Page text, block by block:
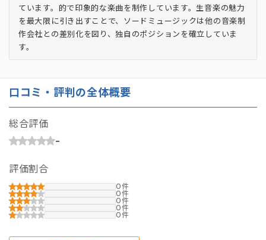
ています。的で印象的な楽曲を制作しています。生音楽の魅力
を最大限に引き出すことで、ソードミュージックは他の音楽制
作会社との差別化を図り、独自のポジションを確立していま
す。
口コミ・評判の全体概要
総合評価
-
評価割合
0
0
0
0
0